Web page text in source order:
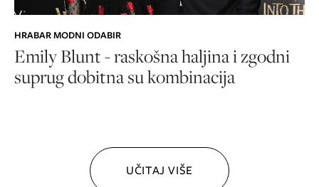
HRABAR MODNI ODABIR
Emily Blunt - raskošna haljina i zgodni
suprug dobitna su kombinacija
UČITAJ VIŠE